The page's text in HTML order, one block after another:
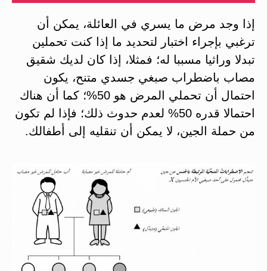
إذا وجد مرض ما يسري في العائلة، يمكن أن
ترغبي بإجراء اختبار لتحديد ما إذا كنت تحملين
تبدلا وراثيا مسببا له؛ فمثلا، إذا كان لديك شقيق
مصاب باضطراب صبغي جسدي متنح، يكون
احتمال أن تحملي المرض هو 50%؛ كما أن هناك
احتمالا قدره 50% لعدم حدوث ذلك؛ فإذا لم تكون
من حملة الجين، لا يمكن أن تنقليه إلى أطفالك.